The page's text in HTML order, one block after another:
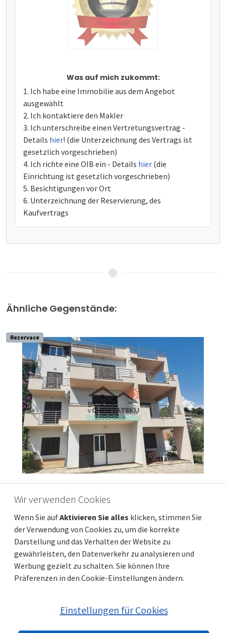
Was auf mich zukommt:
Ich habe eine Immobilie aus dem Angebot
ausgewählt
Ich kontaktiere den Makler
Ich unterschreibe einen Vertretungsvertrag -
Details hier! (die Unterzeichnung des Vertrags ist
gesetzlich vorgeschrieben)
Ich richte eine OIB ein - Details hier (die
Einrichtung ist gesetzlich vorgeschrieben)
Besichtigungen vor Ort
Unterzeichnung der Reservierung, des
Kaufvertrags
Ähnliche Gegenstände:
CRIKVENICA - Geräumiges Haus mit
Strand entfernt
Preis 450 000 € Entfernung vom meer
500 m
Gesamtfläche
400 m² Gemeindeteil
Crikvenica
Wir verwenden Cookies
Wenn Sie aufAktivieren Sie alles klicken, stimmen Sie
der Verwendung von Cookies zu, um die korrekte
Darstellung und das Verhalten der Website zu
gewährleisten, den Datenverkehr zu analysieren und
Werbung gezielt zu schalten. Sie können Ihre
Präferenzen in den Cookie-Einstellungen ändern.
Einstellungen für Cookies